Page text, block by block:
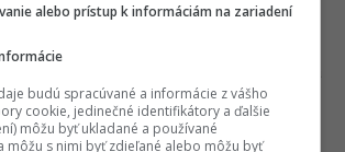
radiály, ktoré prinesú celkovú obnovu
námestia.
častí, Ružinov finalizuje obnovu okolia
plánuje opravovaťdvojicu vnútroblokov
na Narcisovej či v Starom Ružinove medzi
Rača ukončila úpravu priestorov pred
alebo prístup k informáciám na zariadení
budú spracúvané a informácie z vášho
cookie, jedinečné identifikátory a ďalšie
môžu byť ukladané a používané
môžu s nimi byť zdieľané alebo môžu byť